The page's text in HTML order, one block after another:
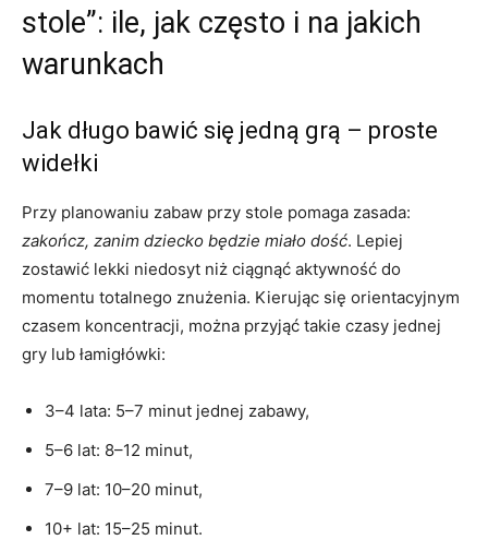
stole”: ile, jak często i na jakich
warunkach
Jak długo bawić się jedną grą – proste
widełki
Przy planowaniu zabaw przy stole pomaga zasada:
zakończ, zanim dziecko będzie miało dość. Lepiej
zostawić lekki niedosyt niż ciągnąć aktywność do
momentu totalnego znużenia. Kierując się orientacyjnym
czasem koncentracji, można przyjąć takie czasy jednej
gry lub łamigłówki:
3–4 lata: 5–7 minut jednej zabawy,
5–6 lat: 8–12 minut,
7–9 lat: 10–20 minut,
10+ lat: 15–25 minut.